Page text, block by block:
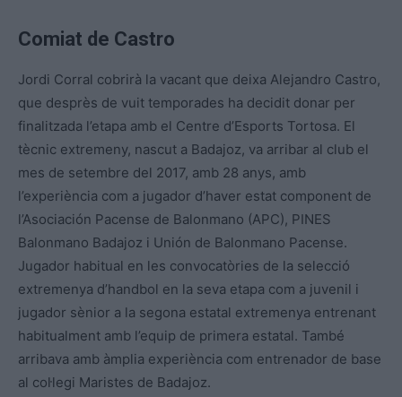
Comiat de Castro
Jordi Corral cobrirà la vacant que deixa Alejandro Castro,
que desprès de vuit temporades ha decidit donar per
finalitzada l’etapa amb el Centre d’Esports Tortosa. El
tècnic extremeny, nascut a Badajoz, va arribar al club el
mes de setembre del 2017, amb 28 anys, amb
l’experiència com a jugador d’haver estat component de
l’Asociación Pacense de Balonmano (APC), PINES
Balonmano Badajoz i Unión de Balonmano Pacense.
Jugador habitual en les convocatòries de la selecció
extremenya d’handbol en la seva etapa com a juvenil i
jugador sènior a la segona estatal extremenya entrenant
habitualment amb l’equip de primera estatal. També
arribava amb àmplia experiència com entrenador de base
al col·legi Maristes de Badajoz.